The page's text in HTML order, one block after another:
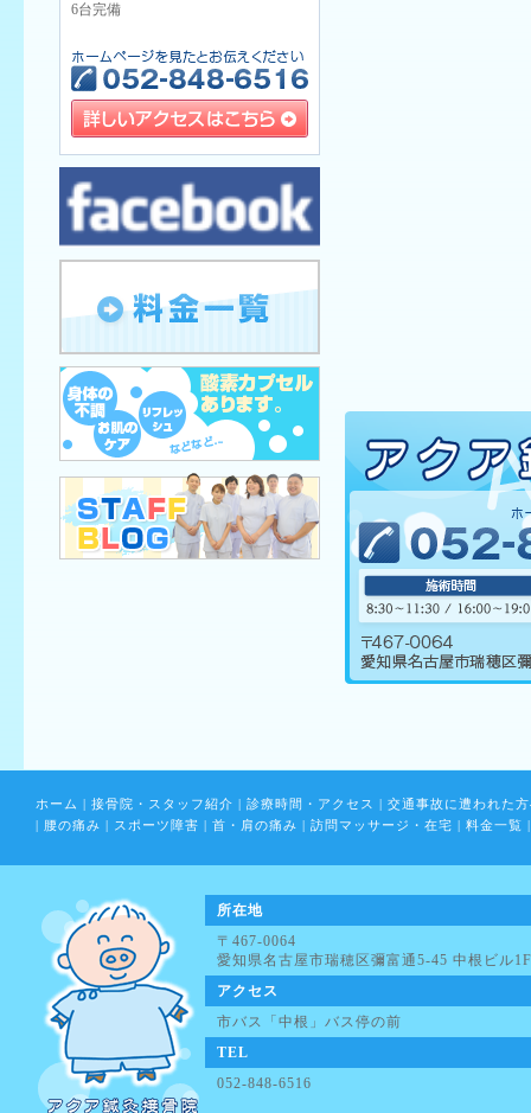
6台完備
ホーム | 接骨院・スタッフ紹介 | 診療時間・アクセス | 交通事故に遭われた
| 腰の痛み | スポーツ障害 | 首・肩の痛み | 訪問マッサージ・在宅 | 料金一覧 |
所在地
〒467-0064
愛知県名古屋市瑞穂区彌富通5-45 中根ビル1F
アクセス
市バス「中根」バス停の前
TEL
052-848-6516